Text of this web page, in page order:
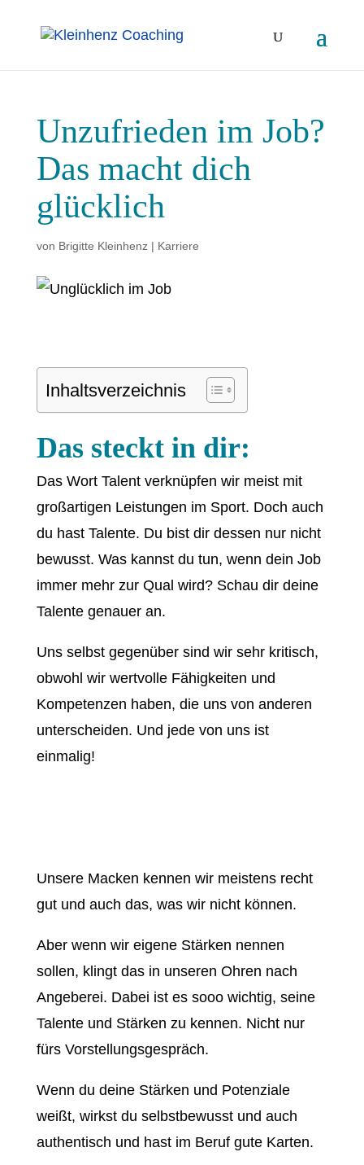
Unzufrieden im Job?
Das macht dich
glücklich
von Brigitte Kleinhenz| Karriere
Inhaltsverzeichnis
Das steckt in dir:
Das Wort Talent verknüpfen wir meist mit
großartigen Leistungen im Sport. Doch auch
du hast Talente. Du bist dir dessen nur nicht
bewusst. Was kannst du tun, wenn dein Job
immer mehr zur Qual wird? Schau dir deine
Talente genauer an.
Uns selbst gegenüber sind wir sehr kritisch,
obwohl wir wertvolle Fähigkeiten und
Kompetenzen haben, die uns von anderen
unterscheiden. Und jede von uns ist
einmalig!
Unsere Macken kennen wir meistens recht
gut und auch das, was wir nicht können.
Aber wenn wir eigene Stärken nennen
sollen, klingt das in unseren Ohren nach
Angeberei. Dabei ist es sooo wichtig, seine
Talente und Stärken zu kennen. Nicht nur
fürs Vorstellungsgespräch.
Wenn du deine Stärken und Potenziale
weißt, wirkst du selbstbewusst und auch
authentisch und hast im Beruf gute Karten.